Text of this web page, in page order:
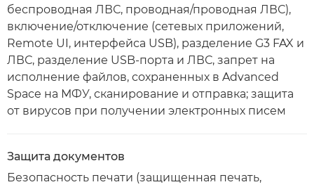
беспроводная ЛВС, проводная/проводная ЛВС),
включение/отключение (сетевых приложений,
Remote UI, интерфейса USB), разделение G3 FAX и
ЛВС, разделение USB-порта и ЛВС, запрет на
исполнение файлов, сохраненных в Advanced
Space на МФУ, сканирование и отправка; защита
от вирусов при получении электронных писем
Защита документов
Безопасность печати (защищенная печать,